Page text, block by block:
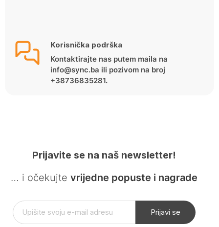
Korisnička podrška
Kontaktirajte nas putem maila na
info@sync.ba ili pozivom na broj
+38736835281.
Prijavite se na naš newsletter!
… i očekujte vrijedne popuste i nagrade
Prijavi se